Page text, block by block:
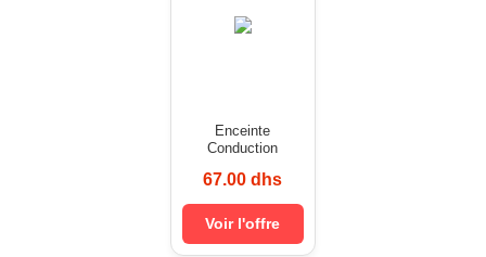
Enceinte
Conduction
67.00 dhs
Voir l'offre